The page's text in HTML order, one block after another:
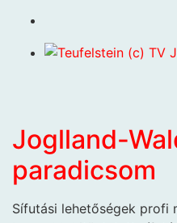
Joglland-
paradicsom
Sífutási lehetőségek profi